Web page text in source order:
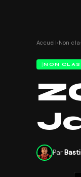
Accueil› Non
NON
Par